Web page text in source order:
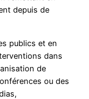
depuis de
publics et en
dans
de
ou des